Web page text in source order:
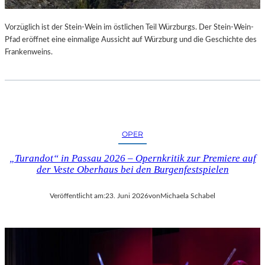
U
R
-
Vorzüglich ist der Stein-Wein im östlichen Teil Würzburgs. Der Stein-Wein-
Pfad eröffnet eine einmalige Aussicht auf Würzburg und die Geschichte des
Frankenweins.
OPER
„Turandot“ in Passau 2026 – Opernkritik zur Premiere auf
der Veste Oberhaus bei den Burgenfestspielen
Veröffentlicht am:23. Juni 2026vonMichaela Schabel